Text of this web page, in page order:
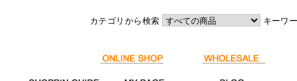
カテゴリから検索 キーワ